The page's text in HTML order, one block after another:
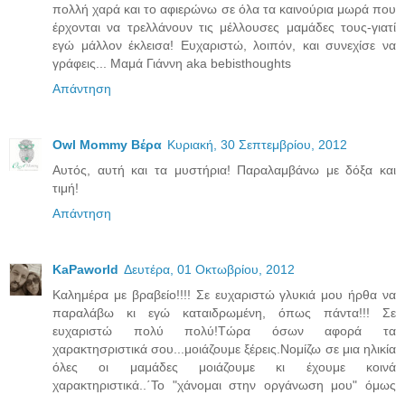
πολλή χαρά και το αφιερώνω σε όλα τα καινούρια μωρά που
έρχονται να τρελλάνουν τις μέλλουσες μαμάδες τους-γιατί
εγώ μάλλον έκλεισα! Ευχαριστώ, λοιπόν, και συνεχίσε να
γράφεις... Μαμά Γιάννη aka bebisthoughts
Απάντηση
Owl Mommy Βέρα Κυριακή, 30 Σεπτεμβρίου, 2012
Αυτός, αυτή και τα μυστήρια! Παραλαμβάνω με δόξα και
τιμή!
Απάντηση
KaPaworld Δευτέρα, 01 Οκτωβρίου, 2012
Καλημέρα με βραβείο!!!! Σε ευχαριστώ γλυκιά μου ήρθα να
παραλάβω κι εγώ καταιδρωμένη, όπως πάντα!!! Σε
ευχαριστώ πολύ πολύ!Τώρα όσων αφορά τα
χαρακτησριστικά σου...μοιάζουμε ξέρεις.Νομίζω σε μια ηλικία
όλες οι μαμάδες μοιάζουμε κι έχουμε κοινά
χαρακτηριστικά..΄Το "χάνομαι στην οργάνωση μου" όμως